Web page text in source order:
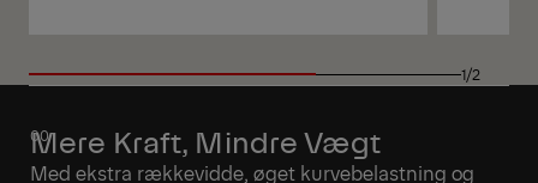
1/2
Mere Kraft, Mindre Vægt
Med ekstra rækkevidde, øget kurvebelastning og